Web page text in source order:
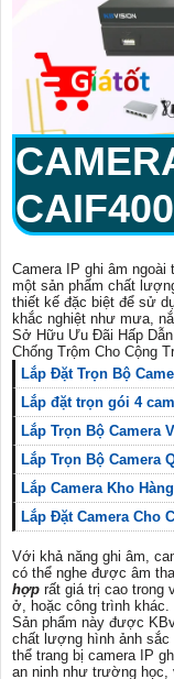
Camera IP ghi âm ngoài
một sản phẩm chất
thiết kế đặc biệt để sử
khắc nghiệt như mưa,
Sở Hữu Ưu Đãi Hấp
Chống Trộm Cho Cộng
Lắp Đặt Trọn Bộ
Lắp đặt trọn gói 4
Lắp Trọn Bộ Camera
Lắp Trọn Bộ Camera
Lắp Camera Kho
Lắp Đặt Camera Cho
Với khả năng ghi âm,
có thể nghe được âm
hợp rất giá trị cao trong
ở, hoặc công trình khác.
Sản phẩm này được
chất lượng hình ảnh
thể trang bị camera IP
an ninh như trường học,